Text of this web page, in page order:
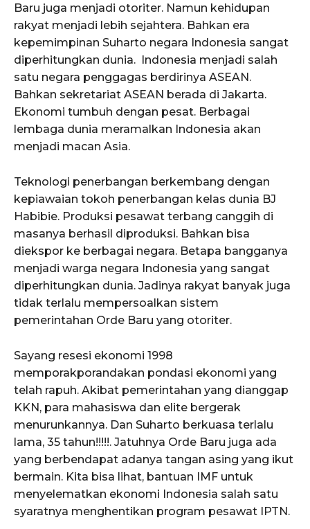
Baru juga menjadi otoriter. Namun kehidupan
rakyat menjadi lebih sejahtera. Bahkan era
kepemimpinan Suharto negara Indonesia sangat
diperhitungkan dunia. Indonesia menjadi salah
satu negara penggagas berdirinya ASEAN.
Bahkan sekretariat ASEAN berada di Jakarta.
Ekonomi tumbuh dengan pesat. Berbagai
lembaga dunia meramalkan Indonesia akan
menjadi macan Asia.
Teknologi penerbangan berkembang dengan
kepiawaian tokoh penerbangan kelas dunia BJ
Habibie. Produksi pesawat terbang canggih di
masanya berhasil diproduksi. Bahkan bisa
diekspor ke berbagai negara. Betapa bangganya
menjadi warga negara Indonesia yang sangat
diperhitungkan dunia. Jadinya rakyat banyak juga
tidak terlalu mempersoalkan sistem
pemerintahan Orde Baru yang otoriter.
Sayang resesi ekonomi 1998
memporakporandakan pondasi ekonomi yang
telah rapuh. Akibat pemerintahan yang dianggap
KKN, para mahasiswa dan elite bergerak
menurunkannya. Dan Suharto berkuasa terlalu
lama, 35 tahun!!!!!. Jatuhnya Orde Baru juga ada
yang berbendapat adanya tangan asing yang ikut
bermain. Kita bisa lihat, bantuan IMF untuk
menyelematkan ekonomi Indonesia salah satu
syaratnya menghentikan program pesawat IPTN.